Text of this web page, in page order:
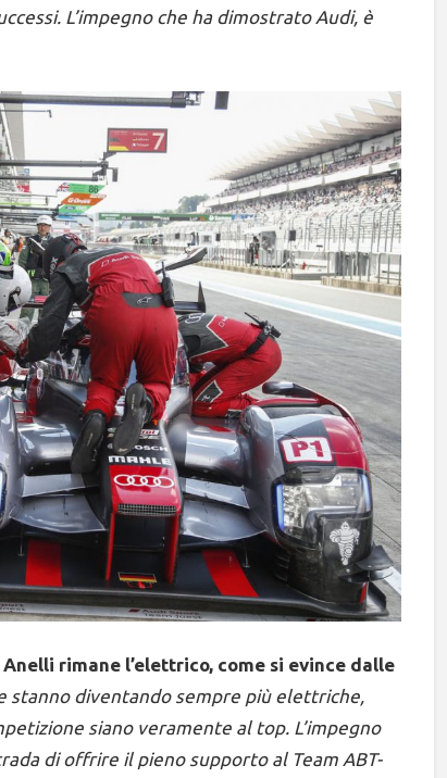
L’impegno che ha dimostrato Audi, è
rimane l’elettrico, come si evince dalle
stanno diventando sempre più elettriche,
siano veramente al top. L’impegno
di offrire il pieno supporto al Team ABT-